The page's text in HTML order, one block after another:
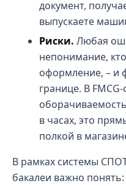
документ,
выпускаете
Риски. Любая
непонимание,
оформление, – и
границе. В
в часах, это
полкой в
В рамках системы
бакалеи важно